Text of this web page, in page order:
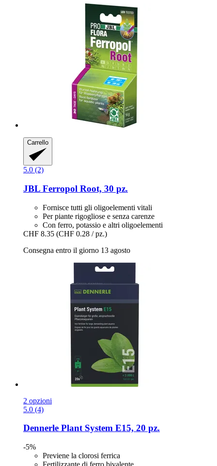
Carrello
5.0 (2)
JBL Ferropol Root, 30 pz.
Fornisce tutti gli oligoelementi vitali
Per piante rigogliose e senza carenze
Con ferro, potassio e altri oligoelementi
CHF 8.35 (CHF 0.28 / pz.)
Consegna entro il giorno 13 agosto
2 opzioni
5.0 (4)
Dennerle Plant System E15, 20 pz.
-5%
Previene la clorosi ferrica
Fertilizzante di ferro bivalente